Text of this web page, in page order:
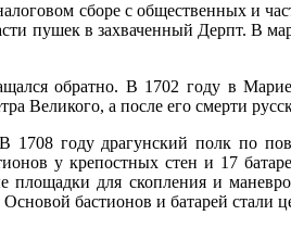
сборе с общественных и
пушек в захваченный Дерпт. В
обратно. В 1702 году в
Великого, а после его смерти
году драгунский полк по
у крепостных стен и 17
для скопления и
бастионов и батарей стали